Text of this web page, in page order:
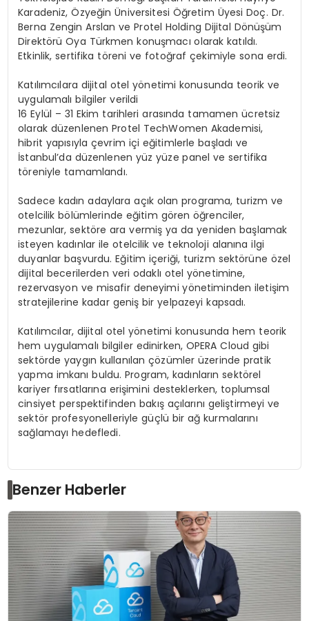
Karadeniz, Özyeğin Üniversitesi Öğretim Üyesi Doç. Dr.
Berna Zengin Arslan ve Protel Holding Dijital Dönüşüm
Direktörü Oya Türkmen konuşmacı olarak katıldı.
Etkinlik, sertifika töreni ve fotoğraf çekimiyle sona erdi.
Katılımcılara dijital otel yönetimi konusunda teorik ve
uygulamalı bilgiler verildi
16 Eylül – 31 Ekim tarihleri arasında tamamen ücretsiz
olarak düzenlenen Protel TechWomen Akademisi,
hibrit yapısıyla çevrim içi eğitimlerle başladı ve
İstanbul’da düzenlenen yüz yüze panel ve sertifika
töreniyle tamamlandı.
Sadece kadın adaylara açık olan programa, turizm ve
otelcilik bölümlerinde eğitim gören öğrenciler,
mezunlar, sektöre ara vermiş ya da yeniden başlamak
isteyen kadınlar ile otelcilik ve teknoloji alanına ilgi
duyanlar başvurdu. Eğitim içeriği, turizm sektörüne özel
dijital becerilerden veri odaklı otel yönetimine,
rezervasyon ve misafir deneyimi yönetiminden iletişim
stratejilerine kadar geniş bir yelpazeyi kapsadı.
Katılımcılar, dijital otel yönetimi konusunda hem teorik
hem uygulamalı bilgiler edinirken, OPERA Cloud gibi
sektörde yaygın kullanılan çözümler üzerinde pratik
yapma imkanı buldu. Program, kadınların sektörel
kariyer fırsatlarına erişimini desteklerken, toplumsal
cinsiyet perspektifinden bakış açılarını geliştirmeyi ve
sektör profesyonelleriyle güçlü bir ağ kurmalarını
sağlamayı hedefledi.
Benzer Haberler